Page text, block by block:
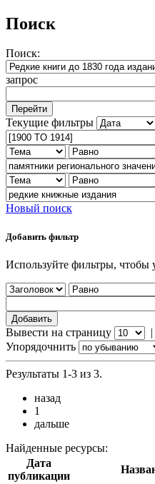
Поиск
Поиск:
запрос
Текущие фильтры
Новый поиск
Добавить фильтр
Используйте фильтры, чтобы
Вывести на страницу |
Упорядочнить
Результаты 1-3 из 3.
назад
1
дальше
Найденные ресурсы:
Дата
публикации